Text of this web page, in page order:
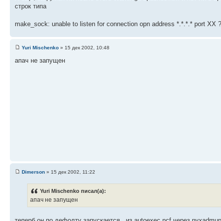
строк типа
make_sock: unable to listen for connection opn address *.*.*.* port XX ?
Yuri Mischenko » 15 дек 2002, 10:48
апач не запущен
Dimerson » 15 дек 2002, 11:22
Yuri Mischenko писал(а):
апач не запущен